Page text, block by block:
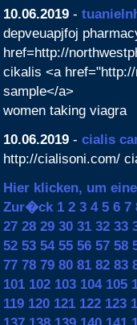
10.06.2019 -
depveuapjfoj
href=http://
cikalis <a
sample</a>
women taking viagra
10.06.2019 - cialis
http://cialisoni.com/
Hier klicken, um
Zur�ck 1 2 3 4 5 6 7
27 28 29 30 31 32 33
52 53 54 55 56 57 58
77 78 79 80 81 82 83
101 102 103 104 105
119 120 121 122 123